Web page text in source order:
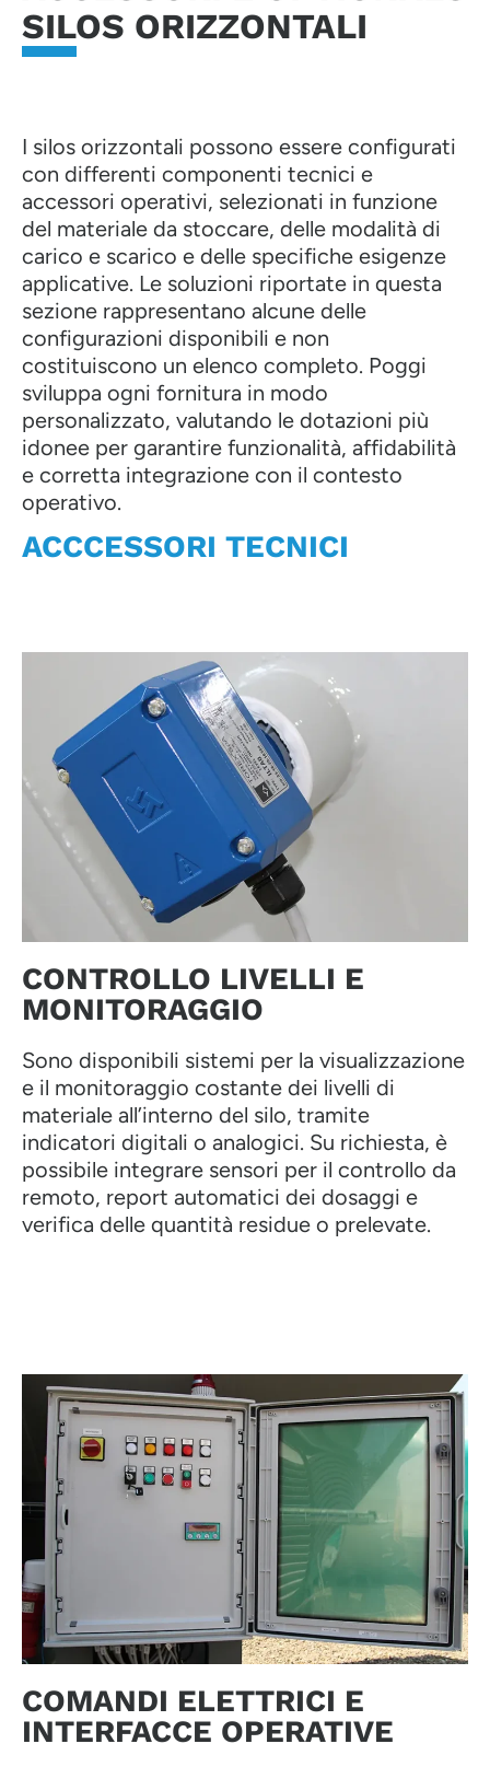
SILOS ORIZZONTALI
I silos orizzontali possono essere configurati
con differenti componenti tecnici e
accessori operativi, selezionati in funzione
del materiale da stoccare, delle modalità di
carico e scarico e delle specifiche esigenze
applicative. Le soluzioni riportate in questa
sezione rappresentano alcune delle
configurazioni disponibili e non
costituiscono un elenco completo. Poggi
sviluppa ogni fornitura in modo
personalizzato, valutando le dotazioni più
idonee per garantire funzionalità, affidabilità
e corretta integrazione con il contesto
operativo.
ACCCESSORI TECNICI
CONTROLLO LIVELLI E
MONITORAGGIO
Sono disponibili sistemi per la visualizzazione
e il monitoraggio costante dei livelli di
materiale all’interno del silo, tramite
indicatori digitali o analogici. Su richiesta, è
possibile integrare sensori per il controllo da
remoto, report automatici dei dosaggi e
verifica delle quantità residue o prelevate.
COMANDI ELETTRICI E
INTERFACCE OPERATIVE